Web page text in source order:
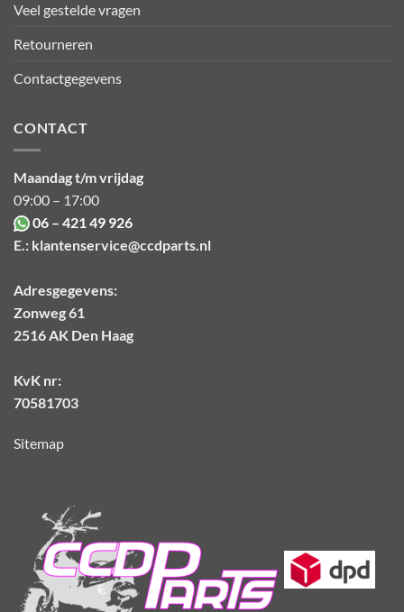
Veel gestelde vragen
Retourneren
Contactgegevens
CONTACT
Maandag t/m vrijdag
09:00 – 17:00
06 – 421 49 926
E.: klantenservice@ccdparts.nl
Adresgegevens:
Zonweg 61
2516 AK Den Haag
KvK nr:
70581703
Sitemap